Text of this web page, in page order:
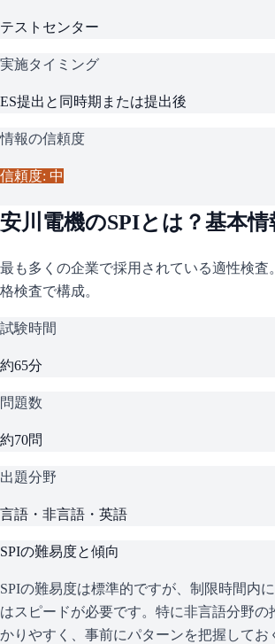
テストセンター
実施タイミング
ES提出と同時期または提出後
情報の信頼度
信頼度: 中
安川電機のSPIとは？基本
最も多くの企業で採用されている適性検査
格検査で構成。
試験時間
約65分
問題数
約70問
出題分野
言語・非言語・英語
SPIの難易度と傾向
SPIの難易度は標準的ですが、制限時間内
はスピードが必要です。特に非言語分野の
かりやすく、事前にパターンを把握してお